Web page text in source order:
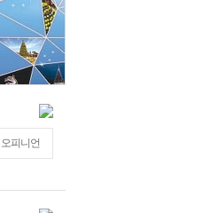
오피니언